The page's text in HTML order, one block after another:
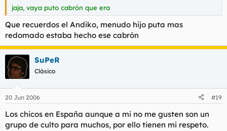
jaja, vaya puto cabrón que era
Que recuerdos el Andiko, menudo hijo puta mas
redomado estaba hecho ese cabrón
SuPeR
Clásico
20 Jun 2006 #19
Los chicos en España aunque a mi no me gusten son un
grupo de culto para muchos, por ello tienen mi respeto.